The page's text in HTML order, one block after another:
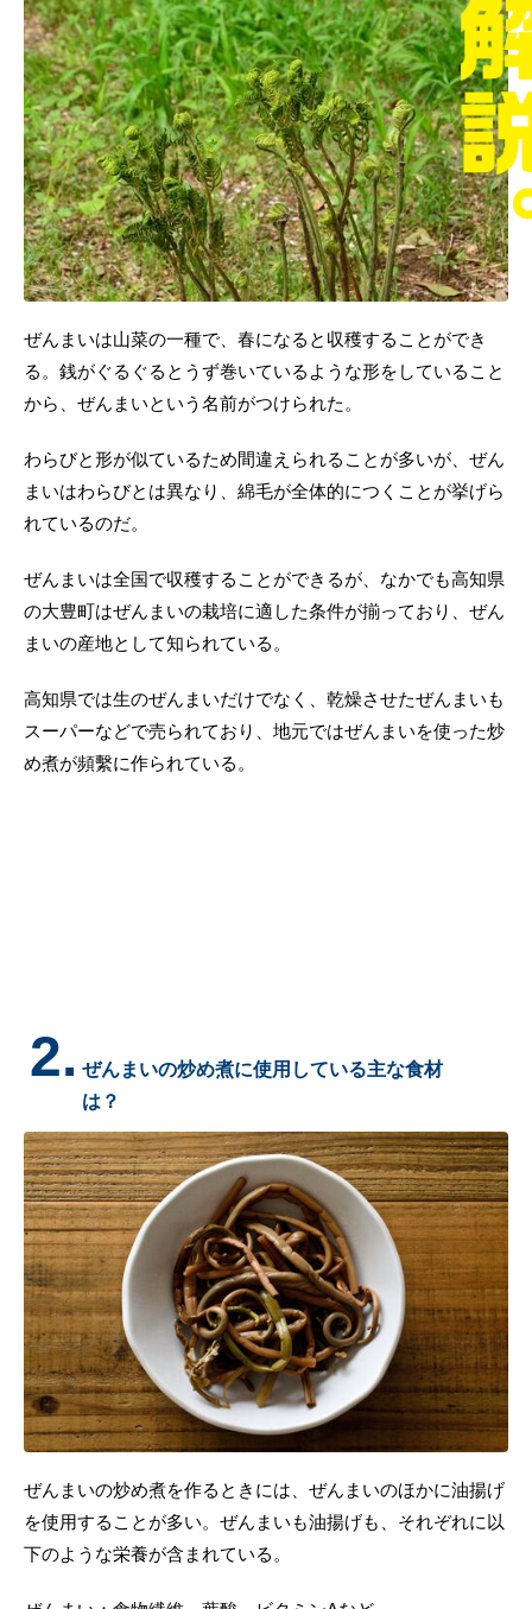
ぜんまいは山菜の一種で、春になると収穫することができ
る。銭がぐるぐるとうず巻いているような形をしていること
から、ぜんまいという名前がつけられた。
わらびと形が似ているため間違えられることが多いが、ぜん
まいはわらびとは異なり、綿毛が全体的につくことが挙げら
れているのだ。
ぜんまいは全国で収穫することができるが、なかでも高知県
の大豊町はぜんまいの栽培に適した条件が揃っており、ぜん
まいの産地として知られている。
高知県では生のぜんまいだけでなく、乾燥させたぜんまいも
スーパーなどで売られており、地元ではぜんまいを使った炒
め煮が頻繫に作られている。
2. ぜんまいの炒め煮に使用している主な食材
は？
ぜんまいの炒め煮を作るときには、ぜんまいのほかに油揚げ
を使用することが多い。ぜんまいも油揚げも、それぞれに以
下のような栄養が含まれている。